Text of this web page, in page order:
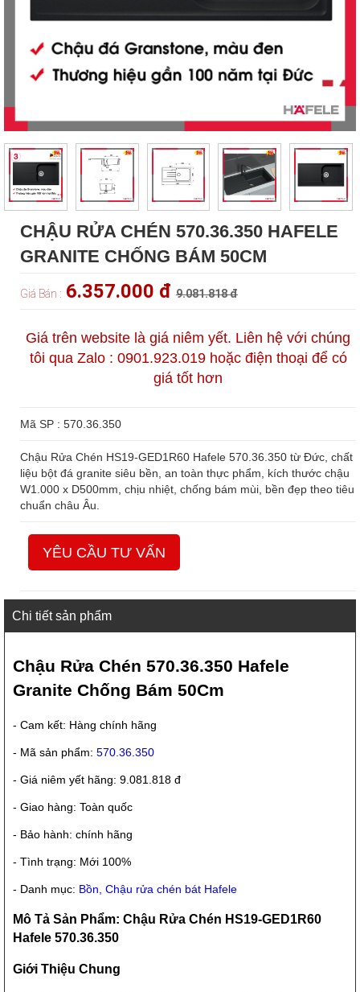
CHẬU RỬA CHÉN 570.36.350 HAFELE
GRANITE CHỐNG BÁM 50CM
Giá Bán : 6.357.000 đ 9.081.818 đ
Giá trên website là giá niêm yết. Liên hệ với chúng
tôi qua Zalo : 0901.923.019 hoặc điện thoại để có
giá tốt hơn
Mã SP : 570.36.350
Chậu Rửa Chén HS19-GED1R60 Hafele 570.36.350 từ Đức, chất
liệu bột đá granite siêu bền, an toàn thực phẩm, kích thước chậu
W1.000 x D500mm, chịu nhiệt, chống bám mùi, bền đẹp theo tiêu
chuẩn châu Âu.
YÊU CẦU TƯ VẤN
Chi tiết sản phẩm
Chậu Rửa Chén 570.36.350 Hafele
Granite Chống Bám 50Cm
- Cam kết: Hàng chính hãng
- Mã sản phẩm: 570.36.350
- Giá niêm yết hãng: 9.081.818 đ
- Giao hàng: Toàn quốc
- Bảo hành: chính hãng
- Tình trạng: Mới 100%
- Danh mục: Bồn, Chậu rửa chén bát Hafele
Mô Tả Sản Phẩm: Chậu Rửa Chén HS19-GED1R60
Hafele 570.36.350
Giới Thiệu Chung